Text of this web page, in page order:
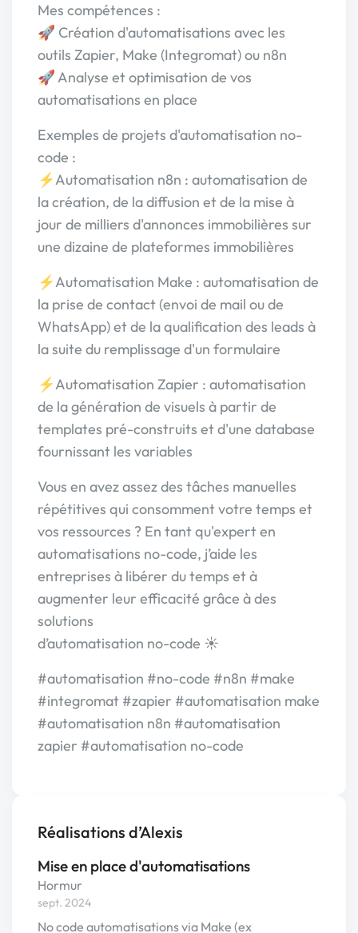
Mes compétences :
🚀 Création d'automatisations avec les
outils Zapier, Make (Integromat) ou n8n
🚀 Analyse et optimisation de vos
automatisations en place
Exemples de projets d'automatisation no-
code :
⚡️Automatisation n8n : automatisation de
la création, de la diffusion et de la mise à
jour de milliers d'annonces immobilières sur
une dizaine de plateformes immobilières
⚡️Automatisation Make : automatisation de
la prise de contact (envoi de mail ou de
WhatsApp) et de la qualification des leads à
la suite du remplissage d'un formulaire
⚡️Automatisation Zapier : automatisation
de la génération de visuels à partir de
templates pré-construits et d'une database
fournissant les variables
Vous en avez assez des tâches manuelles
répétitives qui consomment votre temps et
vos ressources ? En tant qu'expert en
automatisations no-code, j’aide les
entreprises à libérer du temps et à
augmenter leur efficacité grâce à des
solutions
d’automatisation no-code ☀️
#automatisation #no-code #n8n #make
#integromat #zapier #automatisation make
#automatisation n8n #automatisation
zapier #automatisation no-code
Réalisations d’Alexis
Mise en place d'automatisations
Hormur
sept. 2024
No code automatisations via Make (ex